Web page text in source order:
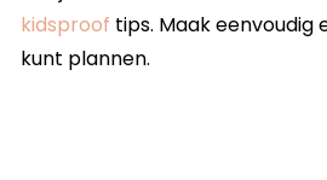
kidsproof tips. Maak
kunt plannen.